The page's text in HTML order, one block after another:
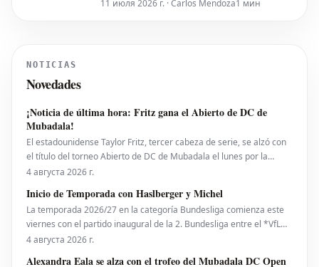
Вирца с переходом в мадридский
11 июля 2026 г. · Carlos Mendoza1 мин
NOTICIAS
Novedades
¡Noticia de última hora: Fritz gana el Abierto de DC de
Mubadala!
El estadounidense Taylor Fritz, tercer cabeza de serie, se alzó con
el título del torneo Abierto de DC de Mubadala el lunes por la
noche, tras derrotar al español Rafael Jodar por 7-6 (2), 6-4. Este es
10 del ranking mundial, habí
4 августа 2026 г.
Inicio de Temporada con Haslberger y Michel
La temporada 2026/27 en la categoría Bundesliga comienza este
viernes con el partido inaugural de la 2. Bundesliga entre el *VfL
Bochum* y el *Hertha BSC*. El encuentro será dirigido por
4 августа 2026 г.
Alexandra Eala se alza con el trofeo del Mubadala DC Open